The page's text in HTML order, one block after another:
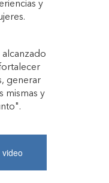
y
generar
mismas y